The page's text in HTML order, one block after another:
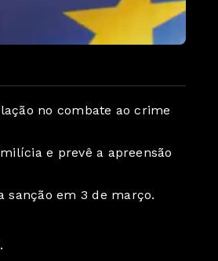
no combate ao crime
e prevê a apreensão
sanção em 3 de março.